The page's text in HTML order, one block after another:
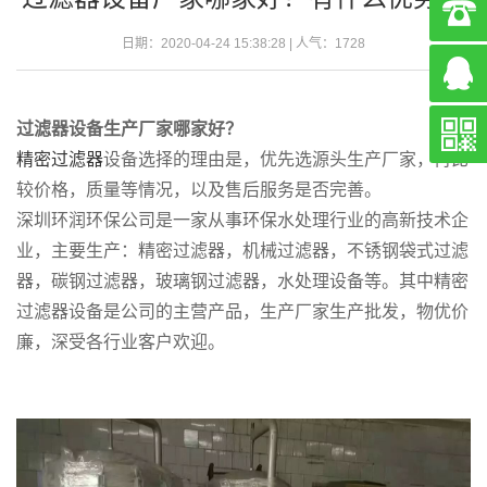
日期：2020-04-24 15:38:28 | 人气： 1728
过滤器设备生产厂家哪家好？
精密过滤器设备选择的理由是，优先选源头生产厂家，再比
较价格，质量等情况，以及售后服务是否完善。
深圳环润环保公司是一家从事环保水处理行业的高新技术企
业，主要生产：精密过滤器，机械过滤器，不锈钢袋式过滤
器，碳钢过滤器，玻璃钢过滤器，水处理设备等。其中精密
过滤器设备是公司的主营产品，生产厂家生产批发，物优价
廉，深受各行业客户欢迎。